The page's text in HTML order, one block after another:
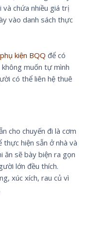
và chứa nhiều giá trị
vào danh sách thực
phụ kiện BQQ để có
muốn tự mình
có thể liên hệ thuê
cho chuyến đi là cơm
thực hiện sẵn ở nhà và
ăn sẽ bày biện ra gọn
lớn đều thích.
xúc xích, rau củ vì